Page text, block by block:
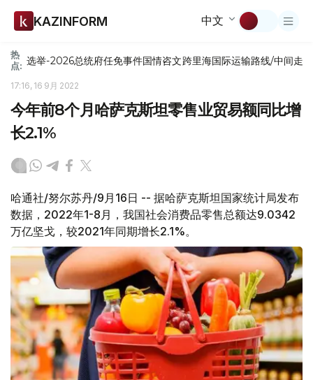
KAZINFORM 中文
热
点: 选举-2026总统府任免事件国情咨文跨里海国际运输路线/中间走廊
17:16, 16 9月 2022
今年前8个月哈萨克斯坦零售业贸易额同比增
长2.1%
哈通社/努尔苏丹/9月16日 -- 据哈萨克斯坦国家统计局发布
数据，2022年1-8月，我国社会消费品零售总额达9.0342
万亿坚戈，较2021年同期增长2.1%。